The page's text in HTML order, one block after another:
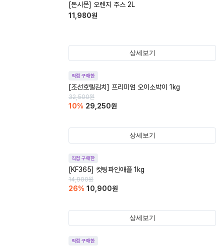
[돈시몬] 오렌지 주스 2L
11,980원
상세보기
직접 구매한
[조선호텔김치] 프리미엄 오이소박이 1kg
32,500원
10% 29,250원
상세보기
직접 구매한
[KF365] 컷팅파인애플 1kg
14,900원
26% 10,900원
상세보기
직접 구매한